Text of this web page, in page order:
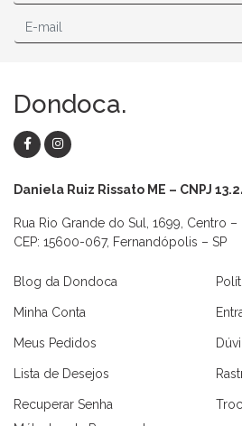
Dondoca.
Daniela Ruiz Rissato ME – CNPJ
Rua Rio Grande do Sul, 1699, Centro
CEP: 15600-067, Fernandópolis – SP
Blog da Dondoca
Minha Conta
Meus Pedidos
Lista de Desejos
Recuperar Senha